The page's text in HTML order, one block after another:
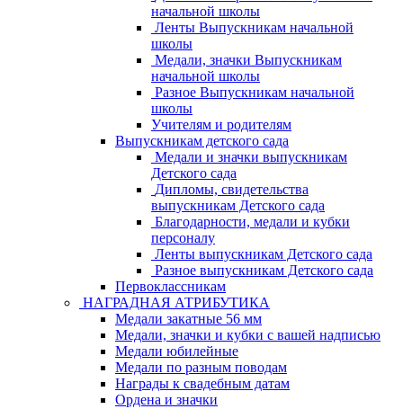
начальной школы
Ленты Выпускникам начальной
школы
Медали, значки Выпускникам
начальной школы
Разное Выпускникам начальной
школы
Учителям и родителям
Выпускникам детского сада
Медали и значки выпускникам
Детского сада
Дипломы, свидетельства
выпускникам Детского сада
Благодарности, медали и кубки
персоналу
Ленты выпускникам Детского сада
Разное выпускникам Детского сада
Первоклассникам
НАГРАДНАЯ АТРИБУТИКА
Медали закатные 56 мм
Медали, значки и кубки с вашей надписью
Медали юбилейные
Медали по разным поводам
Награды к свадебным датам
Ордена и значки